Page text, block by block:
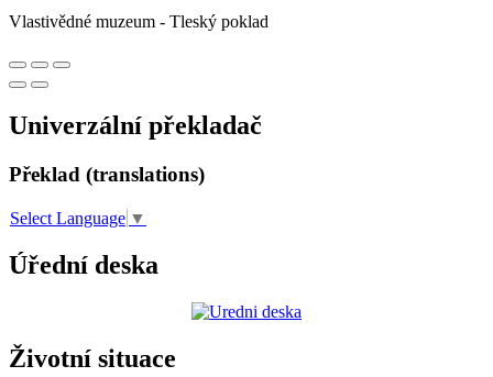
Vlastivědné muzeum - Tleský poklad
Univerzální překladač
Překlad (translations)
Select Language ▼
Úřední deska
Životní situace